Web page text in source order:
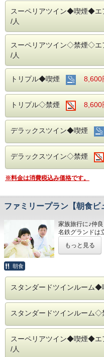
える事が可能で
清掃時は常に
名鉄名古屋駅
発着！
■みんなでお出
名古屋城：お城
将隊の活躍も話題
名古屋港水族館
ォーマンス◎
リニア鉄道館：
スーペリアツイン◆喫煙◆
/人
スーペリアツイン◇禁煙◇
/人
トリプル◆喫煙 8,600
トリプル◇禁煙 8,600
デラックスツイン◆喫煙
デラックスツイン◇禁煙
※料金は消費税込み価格です。
ファミリープラン【朝食ビ
家族旅行に♪仲
名鉄グランドは
！！さら
家族旅行に
会が多い場所を
当ホテルの客室
える事が可能で
清掃時は常に
す。
もっと見る
朝食
スタンダードツインルーム
スタンダードツインルーム
スーペリアツイン◆喫煙◆
/人